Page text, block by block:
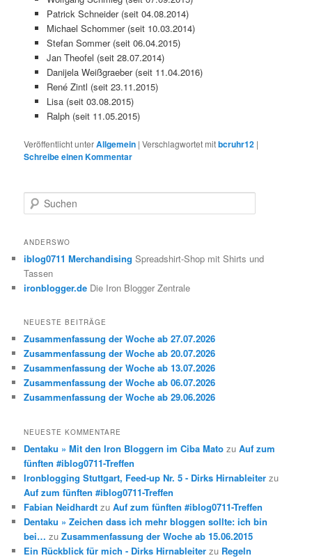
Patrick Schneider (seit 04.08.2014)
Michael Schommer (seit 10.03.2014)
Stefan Sommer (seit 06.04.2015)
Jan Theofel (seit 28.07.2014)
Danijela Weißgraeber (seit 11.04.2016)
René Zintl (seit 23.11.2015)
Lisa (seit 03.08.2015)
Ralph (seit 11.05.2015)
Veröffentlicht unterAllgemein |Verschlagwortet mitbcruhr12 |
Schreibe einen Kommentar
u
h
n
ANDERSWO
iblog0711 Merchandising Spreadshirt-Shop mit Shirts und
Tassen
ironblogger.de Die Iron Blogger Zentrale
NEUESTE BEITRÄGE
Zusammenfassung der Woche ab 27.07.2026
Zusammenfassung der Woche ab 20.07.2026
Zusammenfassung der Woche ab 13.07.2026
Zusammenfassung der Woche ab 06.07.2026
Zusammenfassung der Woche ab 29.06.2026
NEUESTE KOMMENTARE
Dentaku » Mit den Iron Bloggern im Ciba Mato zuAuf zum
fünften #iblog0711-Treffen
Ironblogging Stuttgart, Feed-up Nr. 5 - Dirks Hirnableiter zu
Auf zum fünften #iblog0711-Treffen
Fabian Neidhardt zuAuf zum fünften #iblog0711-Treffen
Dentaku » Zeichen dass ich mehr bloggen sollte: ich bin
bei… zuZusammenfassung der Woche ab 15.06.2015
Ein Rückblick für mich - Dirks Hirnableiter zu Regeln